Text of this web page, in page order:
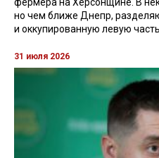
фермера на Херсонщине. В
но чем ближе Днепр,
и оккупированную левую
31 июля 2026